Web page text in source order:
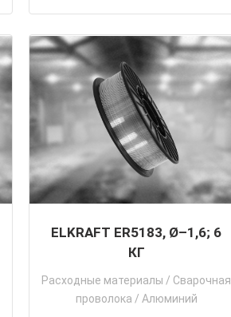
ELKRAFT ER5183, Ø–1,6; 6
КГ
Расходные материалы / Сварочная
проволока / Алюминий